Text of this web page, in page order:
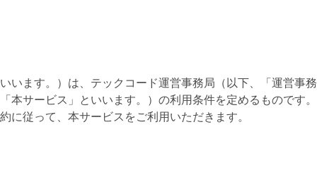
います。）は、テックコード運営事務局（以下、「運営事
本サービス」といいます。）の利用条件を定めるものです
に従って、本サービスをご利用いただきます。